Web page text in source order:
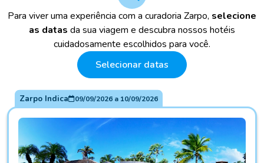
Para viver uma experiência com a curadoria Zarpo, selecione
as datas da sua viagem e descubra nossos hotéis
cuidadosamente escolhidos para você.
Selecionar datas
Zarpo Indica 09/09/2026a 10/09/2026